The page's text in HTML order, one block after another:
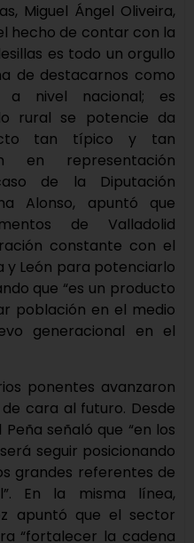
Miguel Ángel Oliveira,
hecho de contar con la
es todo un orgullo
de destacarnos como
a nivel nacional; es
rural se potencie da
tan típico y tan
en representación
de la Diputación
Alonso, apuntó que
de Valladolid
constante con el
y León para potenciarlo
que “es un producto
población en el medio
generacional en el
ponentes avanzaron
cara al futuro. Desde
señaló que “en los
seguir posicionando
grandes referentes de
En la misma línea,
apuntó que el sector
“fortalecer la cadena